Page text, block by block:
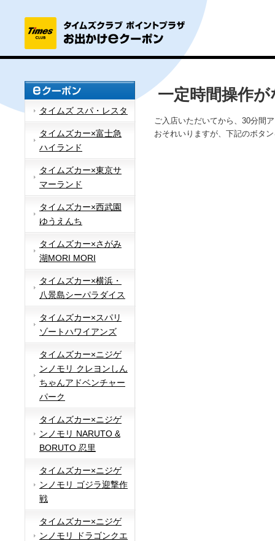
タイムズ スパ・レスタ
タイムズカー×富士急
ハイランド
タイムズカー×東京サ
マーランド
タイムズカー×西武園
ゆうえんち
タイムズカー×さがみ
湖MORI MORI
タイムズカー×横浜・
八景島シーパラダイス
タイムズカー×スパリ
ゾートハワイアンズ
タイムズカー×ニジゲ
ンノモリ クレヨンしん
ちゃんアドベンチャー
パーク
タイムズカー×ニジゲ
ンノモリ NARUTO &
BORUTO 忍里
タイムズカー×ニジゲ
ンノモリ ゴジラ迎撃作
戦
タイムズカー×ニジゲ
ンノモリ ドラゴンクエ
一定時間操作
ご入店いただいてから、30分間
おそれいりますが、下記のボタ